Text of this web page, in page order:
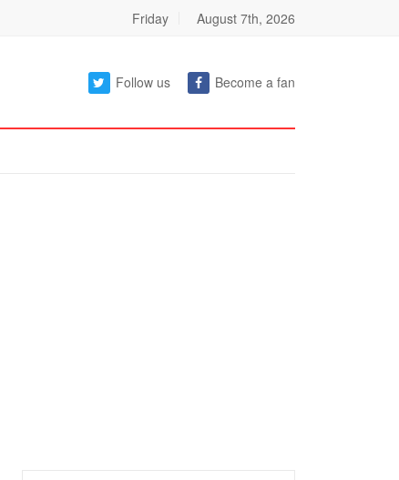
Friday August 7th, 2026
Follow us Become a fan